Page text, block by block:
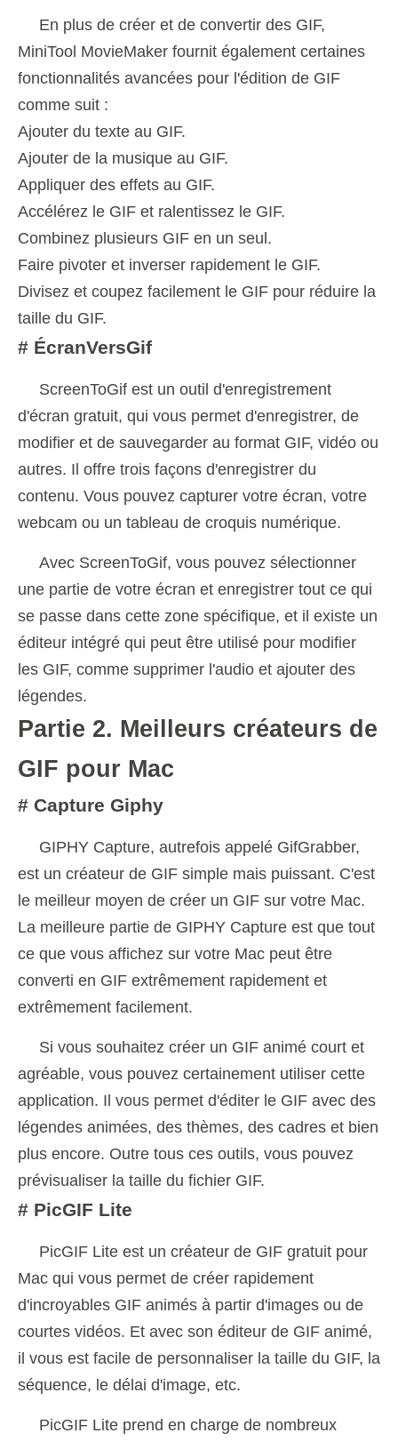
En plus de créer et de convertir des GIF,
MiniTool MovieMaker fournit également certaines
fonctionnalités avancées pour l'édition de GIF
comme suit :
Ajouter du texte au GIF.
Ajouter de la musique au GIF.
Appliquer des effets au GIF.
Accélérez le GIF et ralentissez le GIF.
Combinez plusieurs GIF en un seul.
Faire pivoter et inverser rapidement le GIF.
Divisez et coupez facilement le GIF pour réduire la
taille du GIF.
# ÉcranVersGif
ScreenToGif est un outil d'enregistrement
d'écran gratuit, qui vous permet d'enregistrer, de
modifier et de sauvegarder au format GIF, vidéo ou
autres. Il offre trois façons d'enregistrer du
contenu. Vous pouvez capturer votre écran, votre
webcam ou un tableau de croquis numérique.
Avec ScreenToGif, vous pouvez sélectionner
une partie de votre écran et enregistrer tout ce qui
se passe dans cette zone spécifique, et il existe un
éditeur intégré qui peut être utilisé pour modifier
les GIF, comme supprimer l'audio et ajouter des
légendes.
Partie 2. Meilleurs créateurs de
GIF pour Mac
# Capture Giphy
GIPHY Capture, autrefois appelé GifGrabber,
est un créateur de GIF simple mais puissant. C'est
le meilleur moyen de créer un GIF sur votre Mac.
La meilleure partie de GIPHY Capture est que tout
ce que vous affichez sur votre Mac peut être
converti en GIF extrêmement rapidement et
extrêmement facilement.
Si vous souhaitez créer un GIF animé court et
agréable, vous pouvez certainement utiliser cette
application. Il vous permet d'éditer le GIF avec des
légendes animées, des thèmes, des cadres et bien
plus encore. Outre tous ces outils, vous pouvez
prévisualiser la taille du fichier GIF.
# PicGIF Lite
PicGIF Lite est un créateur de GIF gratuit pour
Mac qui vous permet de créer rapidement
d'incroyables GIF animés à partir d'images ou de
courtes vidéos. Et avec son éditeur de GIF animé,
il vous est facile de personnaliser la taille du GIF, la
séquence, le délai d'image, etc.
PicGIF Lite prend en charge de nombreux